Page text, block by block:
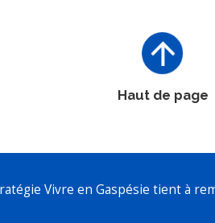
Haut de page
Vivre en Gaspésie tient à